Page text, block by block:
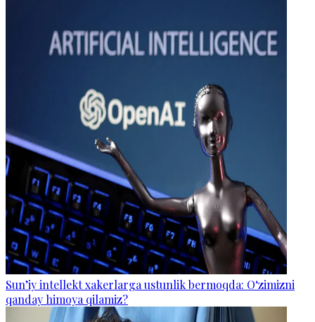
Sun’iy intellekt xakerlarga ustunlik bermoqda: O‘zimizni
qanday himoya qilamiz?